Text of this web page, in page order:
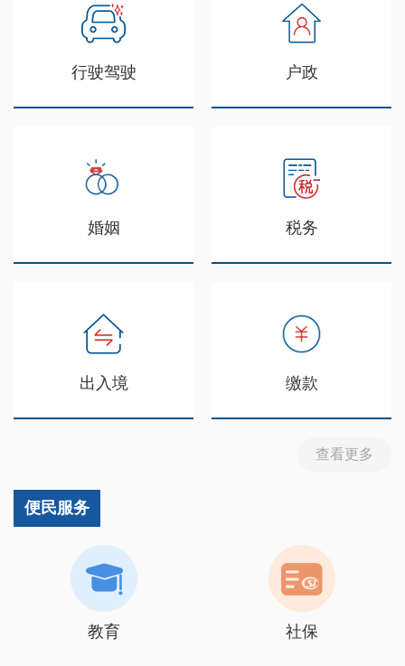
行驶驾驶 户政
婚姻 税务
出入境 缴款
查看更多
便民服务
教育 社保